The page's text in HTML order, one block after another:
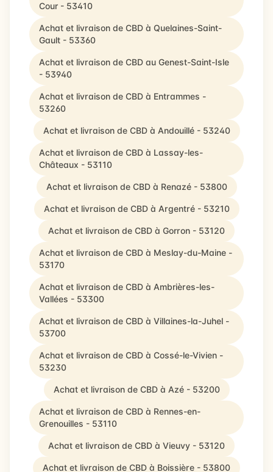
Cour - 53410
Achat et livraison de CBD à Quelaines-Saint-
Gault - 53360
Achat et livraison de CBD au Genest-Saint-Isle
- 53940
Achat et livraison de CBD à Entrammes -
53260
Achat et livraison de CBD à Andouillé - 53240
Achat et livraison de CBD à Lassay-les-
Châteaux - 53110
Achat et livraison de CBD à Renazé - 53800
Achat et livraison de CBD à Argentré - 53210
Achat et livraison de CBD à Gorron - 53120
Achat et livraison de CBD à Meslay-du-Maine -
53170
Achat et livraison de CBD à Ambrières-les-
Vallées - 53300
Achat et livraison de CBD à Villaines-la-Juhel -
53700
Achat et livraison de CBD à Cossé-le-Vivien -
53230
Achat et livraison de CBD à Azé - 53200
Achat et livraison de CBD à Rennes-en-
Grenouilles - 53110
Achat et livraison de CBD à Vieuvy - 53120
Achat et livraison de CBD à Boissière - 53800